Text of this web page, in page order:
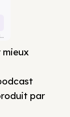
mieux
par